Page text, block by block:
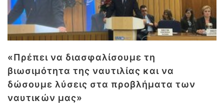
«Πρέπει να διασφαλίσουμε τη
βιωσιμότητα της ναυτιλίας και να
δώσουμε λύσεις στα προβλήματα των
ναυτικών μας»